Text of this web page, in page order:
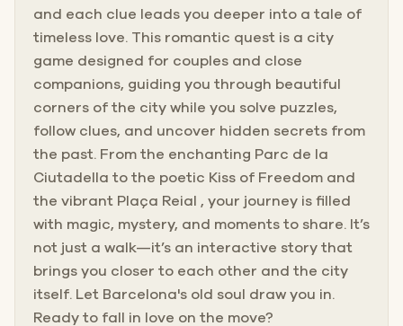
and each clue leads you deeper into a tale of
timeless love. This romantic quest is a city
game designed for couples and close
companions, guiding you through beautiful
corners of the city while you solve puzzles,
follow clues, and uncover hidden secrets from
the past. From the enchanting Parc de la
Ciutadella to the poetic Kiss of Freedom and
the vibrant Plaça Reial , your journey is filled
with magic, mystery, and moments to share. It’s
not just a walk—it’s an interactive story that
brings you closer to each other and the city
itself. Let Barcelona's old soul draw you in.
Ready to fall in love on the move?